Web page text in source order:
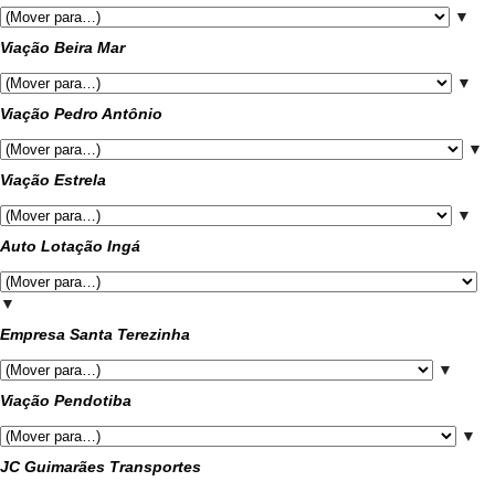
▼
Viação Beira Mar
▼
Viação Pedro Antônio
▼
Viação Estrela
▼
Auto Lotação Ingá
▼
Empresa Santa Terezinha
▼
Viação Pendotiba
▼
JC Guimarães Transportes